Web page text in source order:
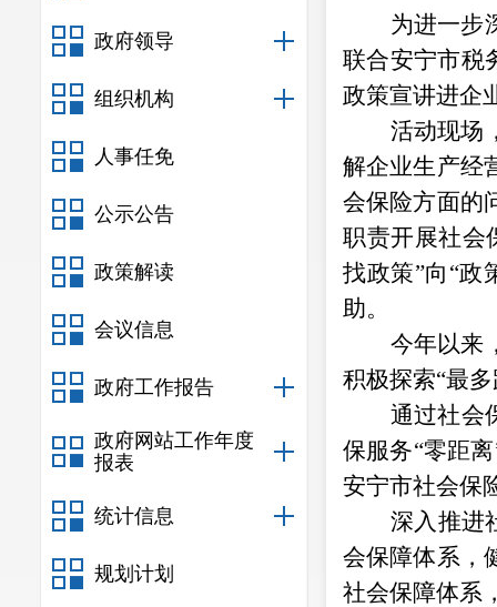
政府领导
组织机构
人事任免
公示公告
政策解读
会议信息
政府工作报告
政府网站工作年度
报表
统计信息
规划计划
为进一步
联合安宁市税
政策宣讲进企
活动现场
解企业生产经
会保险方面的
职责开展社会
找政策”向 “政
助。
今年以来
积极探索“最
通过社会
保服务“零距离
安宁市社会保
深入推进
会保障体系，
社会保障体系